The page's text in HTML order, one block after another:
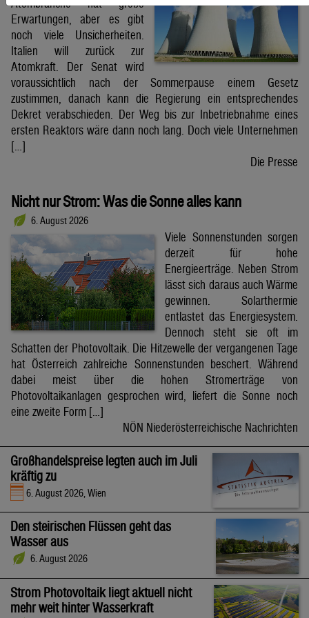
Atombranche hat große
Erwartungen, aber es gibt
noch viele Unsicherheiten.
Italien will zurück zur
Atomkraft. Der Senat wird
voraussichtlich nach der Sommerpause einem Gesetz
zustimmen, danach kann die Regierung ein entsprechendes
Dekret verabschieden. Der Weg bis zur Inbetriebnahme eines
ersten Reaktors wäre dann noch lang. Doch viele Unternehmen
[…]
Die Presse
Nicht nur Strom: Was die Sonne alles kann
6. August 2026
Viele Sonnenstunden sorgen
derzeit für hohe
Energieerträge. Neben Strom
lässt sich daraus auch Wärme
gewinnen. Solarthermie
entlastet das Energiesystem.
Dennoch steht sie oft im
Schatten der Photovoltaik. Die Hitzewelle der vergangenen Tage
hat Österreich zahlreiche Sonnenstunden beschert. Während
dabei meist über die hohen Stromerträge von
Photovoltaikanlagen gesprochen wird, liefert die Sonne noch
eine zweite Form […]
NÖN Niederösterreichische Nachrichten
Großhandelspreise legten auch im Juli
kräftig zu
6. August 2026, Wien
Den steirischen Flüssen geht das
Wasser aus
6. August 2026
Strom Photovoltaik liegt aktuell nicht
mehr weit hinter Wasserkraft